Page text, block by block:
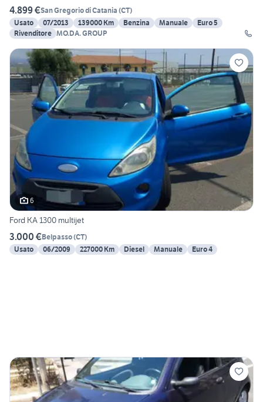
4.899 €San Gregorio di Catania (CT)
Usato
07/2013 139000 Km Benzina Manuale
Euro 5
Rivenditore MO.DA. GROUP
6
Ford KA 1300 multijet
3.000 €Belpasso(CT)
Usato
06/2009 227000 Km Diesel Manuale Euro 4